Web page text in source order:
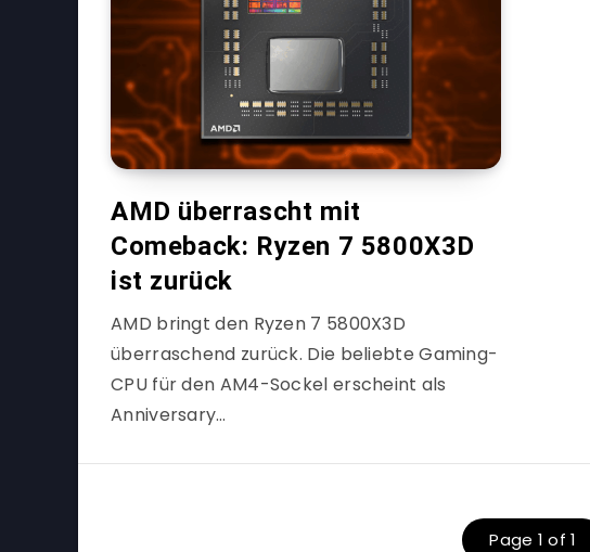
AMD überrascht mit
Comeback: Ryzen 7 5800X3D
ist zurück
AMD bringt den Ryzen 7 5800X3D
überraschend zurück. Die beliebte Gaming-
CPU für den AM4-Sockel erscheint als
Anniversary…
Page 1 of 1